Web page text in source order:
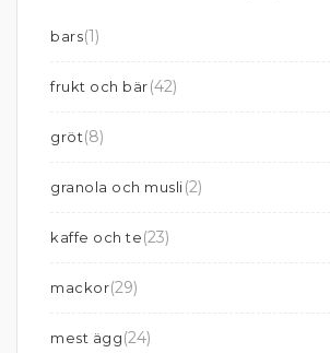
bars(1)
frukt och bär(42)
gröt(8)
granola och musli(2)
kaffe och te(23)
mackor(29)
mest ägg(24)